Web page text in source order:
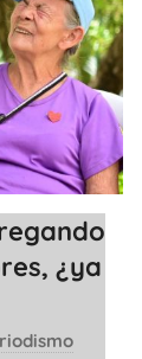
¿ya